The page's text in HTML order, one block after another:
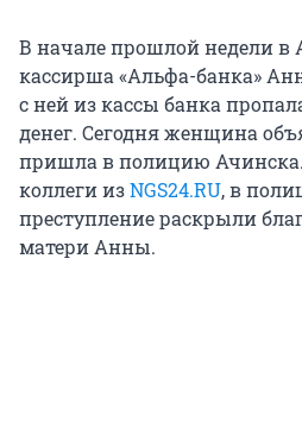
В начале прошлой недели в
кассирша «Альфа-банка»
с ней из кассы банка
денег. Сегодня женщина
пришла в полицию
коллеги изNGS24.RU, в
преступление раскрыли
матери Анны.